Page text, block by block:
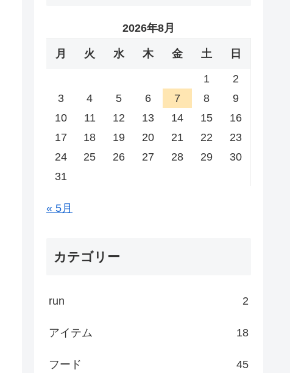
2026年8月
月 火 水 木 金 土 日
1
2
3
4 5 6 7 8
9
10
11 12 13 14 15
16
17
18 19 20 21 22
23
24
25 26 27 28 29
30
31
« 5月
カテゴリー
run 2
アイテム 18
フード 45